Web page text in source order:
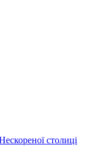
столиці